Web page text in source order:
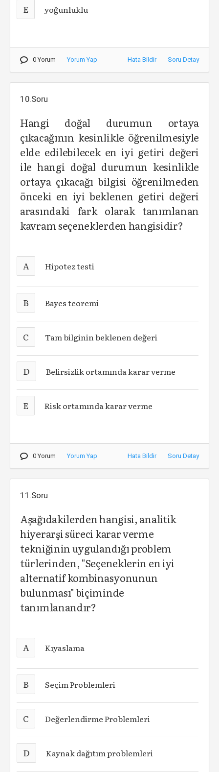
E yoğunluklu
0 Yorum Yorum Yap Hata Bildir Soru Detay
10.Soru
Hangi doğal durumun ortaya
çıkacağının kesinlikle öğrenilmesiyle
elde edilebilecek en iyi getiri değeri
ile hangi doğal durumun kesinlikle
ortaya çıkacağı bilgisi öğrenilmeden
önceki en iyi beklenen getiri değeri
arasındaki fark olarak tanımlanan
kavram seçeneklerden hangisidir?
A Hipotez testi
B Bayes teoremi
C Tam bilginin beklenen değeri
D Belirsizlik ortamında karar verme
E Risk ortamında karar verme
0 Yorum Yorum Yap Hata Bildir Soru Detay
11.Soru
Aşağıdakilerden hangisi, analitik
hiyerarşi süreci karar verme
tekniğinin uygulandığı problem
türlerinden, "Seçeneklerin en iyi
alternatif kombinasyonunun
bulunması" biçiminde
tanımlanandır?
A Kıyaslama
B Seçim Problemleri
C Değerlendirme Problemleri
D Kaynak dağıtım problemleri